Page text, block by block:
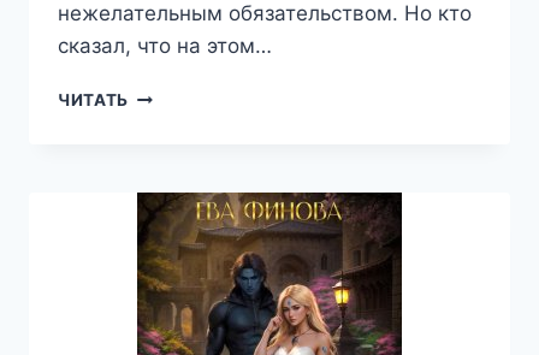
нежелательным обязательством. Но кто
сказал, что на этом…
ЧИТАТЬ ОТБОРНЫЕ
ФИНОВА